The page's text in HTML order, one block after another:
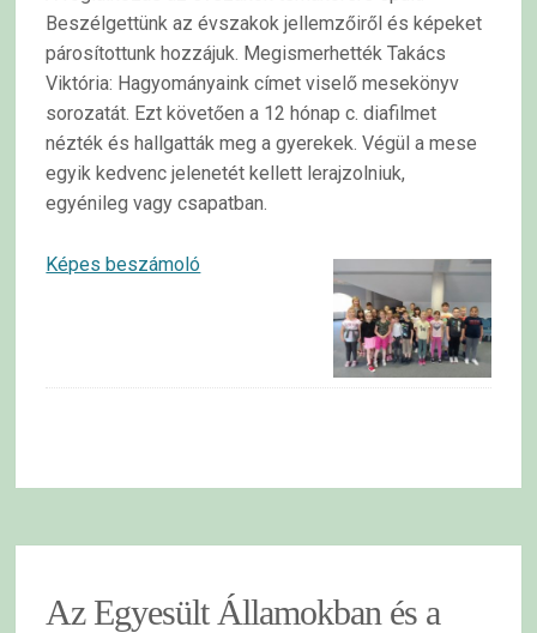
Beszélgettünk az évszakok jellemzőiről és képeket
párosítottunk hozzájuk. Megismerhették Takács
Viktória: Hagyományaink címet viselő mesekönyv
sorozatát. Ezt követően a 12 hónap c. diafilmet
nézték és hallgatták meg a gyerekek. Végül a mese
egyik kedvenc jelenetét kellett lerajzolniuk,
egyénileg vagy csapatban.
Képes beszámoló
Az Egyesült Államokban és a